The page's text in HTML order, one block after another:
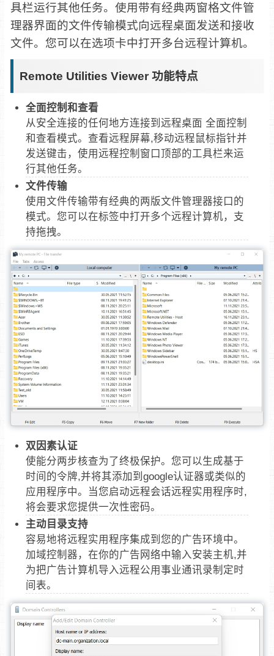
具栏运行其他任务。使用带有经典两窗格文件管
理器界面的文件传输模式向远程桌面发送和接收
文件。您可以在选项卡中打开多台远程计算机。
Remote Utilities Viewer 功能特点
全面控制和查看
从安全连接的任何地方连接到远程桌面 全面控制
和查看模式。查看远程屏幕,移动远程鼠标指针并
发送键击，使用远程控制窗口顶部的工具栏来运
行其他任务。
文件传输
使用文件传输带有经典的两版文件管理器接口的
模式。您可以在标签中打开多个远程计算机，支
持拖拽。
双因素认证
使能分两步核查为了终极保护。您可以生成基于
时间的令牌,并将其添加到google认证器或类似的
应用程序中。当您启动远程会话远程实用程序时,
将会要求您提供一次性密码。
主动目录支持
容易地将远程实用程序集成到您的广告环境中。
加域控制器，在你的广告网络中输入安装主机,并
为把广告计算机导入远程公用事业通讯录制定时
间表。